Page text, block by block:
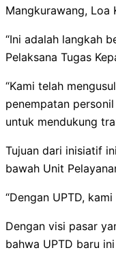
Mangkurawang, Loa
“Ini adalah langkah
Pelaksana Tugas
“Kami telah
penempatan
untuk mendukung
Tujuan dari inisiatif
bawah Unit
“Dengan UPTD,
Dengan visi pasar
bahwa UPTD baru